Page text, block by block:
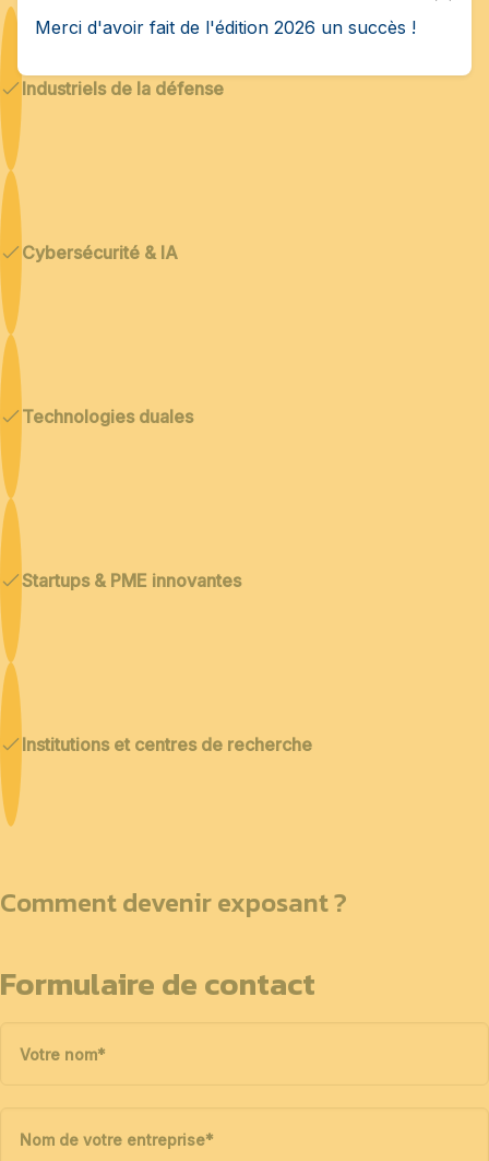
Industriels de la défense
Cybersécurité & IA
Technologies duales
Startups & PME innovantes
Institutions et centres de recherche
Comment devenir exposant ?
Formulaire de contact
Votre nom*
Nom de votre entreprise*
Merci d'avoir fait de l'édition 2026 un succès !